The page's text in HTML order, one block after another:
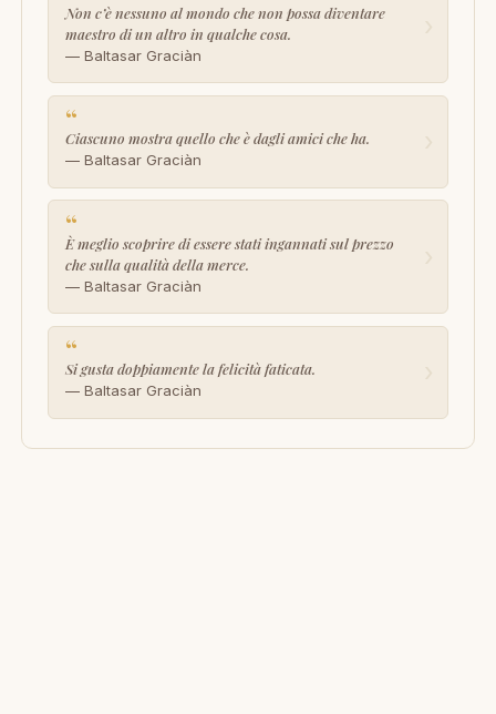
Non c’è nessuno al mondo che non possa diventare
maestro di un altro in qualche cosa.
— Baltasar Graciàn
“
Ciascuno mostra quello che è dagli amici che ha.
— Baltasar Graciàn
“
È meglio scoprire di essere stati ingannati sul prezzo
che sulla qualità della merce.
— Baltasar Graciàn
“
Si gusta doppiamente la felicità faticata.
— Baltasar Graciàn